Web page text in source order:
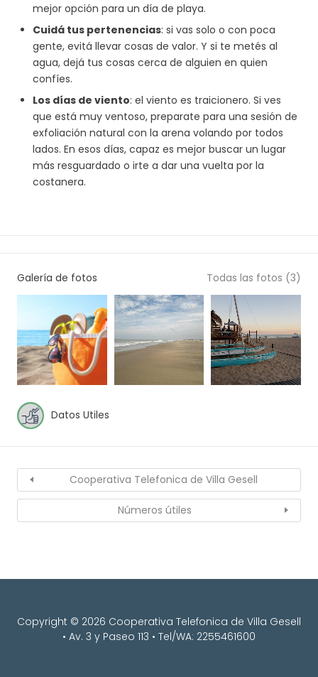
mejor opción para un día de playa.
Cuidá tus pertenencias: si vas solo o con poca
gente, evitá llevar cosas de valor. Y si te metés al
agua, dejá tus cosas cerca de alguien en quien
confíes.
Los días de viento: el viento es traicionero. Si ves
que está muy ventoso, preparate para una sesión de
exfoliación natural con la arena volando por todos
lados. En esos días, capaz es mejor buscar un lugar
más resguardado o irte a dar una vuelta por la
costanera.
Galería de fotos Todas las fotos (3)
Datos Utiles
Cooperativa Telefonica de Villa Gesell
Números útiles
Copyright © 2026 Cooperativa Telefonica de Villa Gesell
• Av. 3 y Paseo 113 • Tel/WA: 2255461600